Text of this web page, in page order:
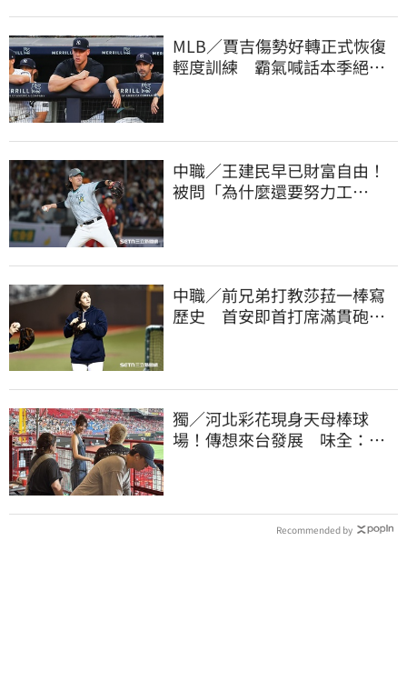
MLB／賈吉傷勢好轉正式恢復
輕度訓練 霸氣喊話本季絕對
中職／王建民早已財富自由！
被問「為什麼還要努力工
中職／前兄弟打教莎菈一棒寫
歷史 首安即首打席滿貫砲！
獨／河北彩花現身天母棒球
場！傳想來台發展 味全：歡
Recommended by